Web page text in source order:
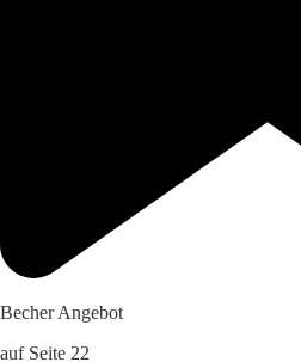
Becher Angebot
auf Seite 22